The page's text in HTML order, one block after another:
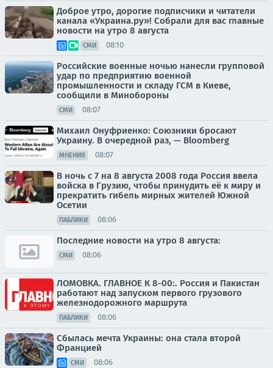
Доброе утро, дорогие подписчики и читатели
канала «Украина.ру»! Собрали для вас главные
новости на утро 8 августа
СМИ 08:10
Российские военные ночью нанесли групповой
удар по предприятию военной
промышленности и складу ГСМ в Киеве,
сообщили в Минобороны
СМИ 08:07
Михаил Онуфриенко: Союзники бросают
Украину. В очередной раз, — Bloomberg
МНЕНИЯ 08:07
В ночь с 7 на 8 августа 2008 года Россия ввела
войска в Грузию, чтобы принудить её к миру и
прекратить гибель мирных жителей Южной
Осетии
ПАБЛИКИ 08:06
Последние новости на утро 8 августа:
СМИ 08:06
ЛОМОВКА. ГЛАВНОЕ К 8-00:. Россия и Пакистан
работают над запуском первого грузового
железнодорожного маршрута
ПАБЛИКИ 08:06
Сбылась мечта Украины: она стала второй
Францией
СМИ 08:06